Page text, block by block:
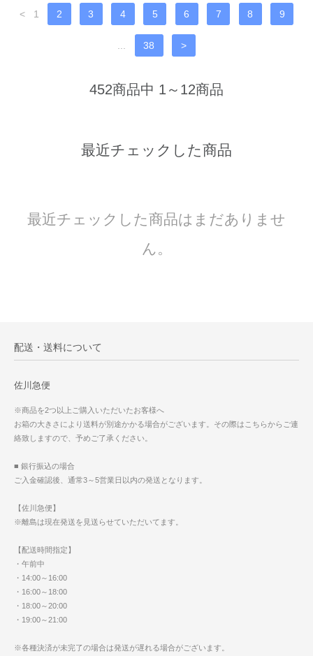
< 1 2 3 4 5 6 7 8 9
38 >
452商品中 1～12商品
最近チェックした商品
最近チェックした商品はまだありませ
ん。
配送・送料について
佐川急便
※商品を2つ以上ご購入いただいたお客様へ
お箱の大きさにより送料が別途かかる場合がございます。その際はこちらからご連
絡致しますので、予めご了承ください。
■ 銀行振込の場合
ご入金確認後、通常3～5営業日以内の発送となります。
【佐川急便】
※離島は現在発送を見送らせていただいてます。
【配送時間指定】
・午前中
・14:00～16:00
・16:00～18:00
・18:00～20:00
・19:00～21:00
※各種決済が未完了の場合は発送が遅れる場合がございます。